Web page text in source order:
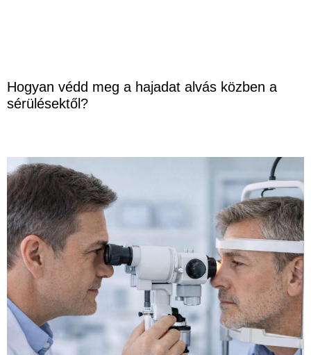
Hogyan védd meg a hajadat alvás közben a
sérülésektől?